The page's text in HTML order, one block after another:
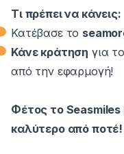
Τι πρέπει να κάνεις:
Κατέβασε το
Κάνε κράτηση για
από την εφαρμογή!
Φέτος το Seasmiles
καλύτερο από ποτέ!